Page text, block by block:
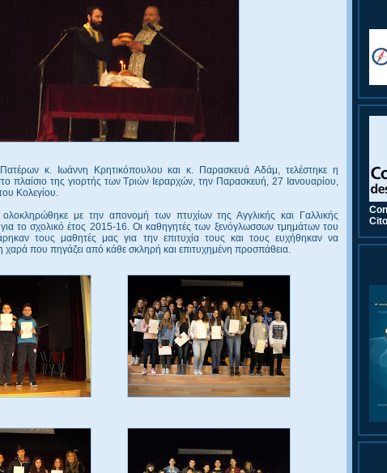
κ. Ιωάννη Κρητικόπουλου και κ. Παρασκευά Αδάμ, τελέστηκε η
πλαίσιο της γιορτής των Τριών Ιεραρχών, την Παρασκευή, 27 Ιανουαρίου,
Κολεγίου.
με την απονομή των πτυχίων της Αγγλικής και Γαλλικής
το σχολικό έτος 2015-16. Οι καθηγητές των ξενόγλωσσων τμημάτων του
τους μαθητές μας για την επιτυχία τους και τους ευχήθηκαν να
χαρά που πηγάζει από κάθε σκληρή και επιτυχημένη προσπάθεια.